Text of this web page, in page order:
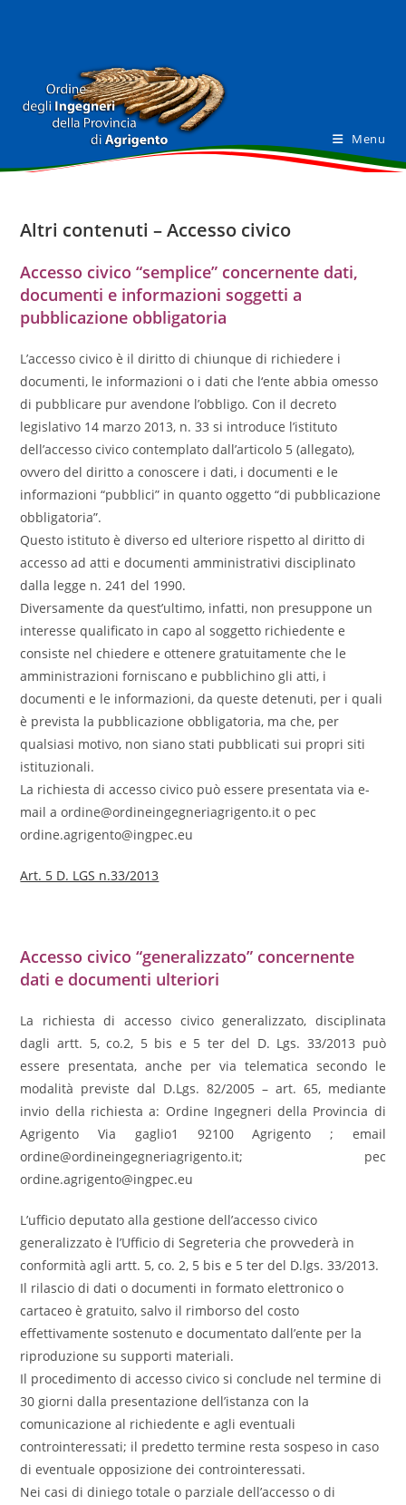
Menu
Altri contenuti – Accesso civico
Accesso civico “semplice” concernente dati,
documenti e informazioni soggetti a
pubblicazione obbligatoria
L’accesso civico è il diritto di chiunque di richiedere i
documenti, le informazioni o i dati che l‘ente abbia omesso
di pubblicare pur avendone l’obbligo. Con il decreto
legislativo 14 marzo 2013, n. 33 si introduce l’istituto
dell’accesso civico contemplato dall’articolo 5 (allegato),
ovvero del diritto a conoscere i dati, i documenti e le
informazioni “pubblici” in quanto oggetto “di pubblicazione
obbligatoria”.
Questo istituto è diverso ed ulteriore rispetto al diritto di
accesso ad atti e documenti amministrativi disciplinato
dalla legge n. 241 del 1990.
Diversamente da quest’ultimo, infatti, non presuppone un
interesse qualificato in capo al soggetto richiedente e
consiste nel chiedere e ottenere gratuitamente che le
amministrazioni forniscano e pubblichino gli atti, i
documenti e le informazioni, da queste detenuti, per i quali
è prevista la pubblicazione obbligatoria, ma che, per
qualsiasi motivo, non siano stati pubblicati sui propri siti
istituzionali.
La richiesta di accesso civico può essere presentata via e-
mail a ordine@ordineingegneriagrigento.it o pec
ordine.agrigento@ingpec.eu
Art. 5 D. LGS n.33/2013
Accesso civico “generalizzato” concernente
dati e documenti ulteriori
La richiesta di accesso civico generalizzato, disciplinata
dagli artt. 5, co.2, 5 bis e 5 ter del D. Lgs. 33/2013 può
essere presentata, anche per via telematica secondo le
modalità previste dal D.Lgs. 82/2005 – art. 65, mediante
invio della richiesta a: Ordine Ingegneri della Provincia di
Agrigento Via gaglio1 92100 Agrigento ; email
ordine@ordineingegneriagrigento.it; pec
ordine.agrigento@ingpec.eu
L’ufficio deputato alla gestione dell’accesso civico
generalizzato è l’Ufficio di Segreteria che provvederà in
conformità agli artt. 5, co. 2, 5 bis e 5 ter del D.lgs. 33/2013.
Il rilascio di dati o documenti in formato elettronico o
cartaceo è gratuito, salvo il rimborso del costo
effettivamente sostenuto e documentato dall’ente per la
riproduzione su supporti materiali.
Il procedimento di accesso civico si conclude nel termine di
30 giorni dalla presentazione dell’istanza con la
comunicazione al richiedente e agli eventuali
controinteressati; il predetto termine resta sospeso in caso
di eventuale opposizione dei controinteressati.
Nei casi di diniego totale o parziale dell’accesso o di